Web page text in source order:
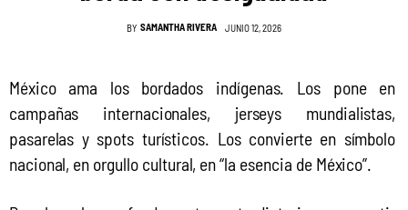
Participa
BY SAMANTHA RIVERA JUNIO 12, 2026
México ama los bordados indígenas. Los pone en
campañas internacionales, jerseys mundialistas,
pasarelas y spots turísticos. Los convierte en símbolo
nacional, en orgullo cultural, en “la esencia de México”.